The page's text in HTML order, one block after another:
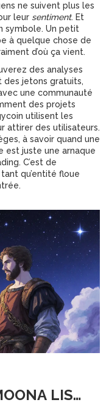
ne suivent plus les
leur sentiment. Et
symbole. Un petit
à quelque chose de
d’où ça vient.
des analyses
des jetons gratuits,
une communauté
des projets
utilisent les
attirer des utilisateurs.
à savoir quand une
est juste une arnaque
C’est de
qu’entité floue
LISA